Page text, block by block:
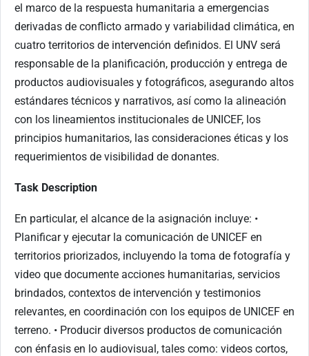
el marco de la respuesta humanitaria a emergencias
derivadas de conflicto armado y variabilidad climática, en
cuatro territorios de intervención definidos. El UNV será
responsable de la planificación, producción y entrega de
productos audiovisuales y fotográficos, asegurando altos
estándares técnicos y narrativos, así como la alineación
con los lineamientos institucionales de UNICEF, los
principios humanitarios, las consideraciones éticas y los
requerimientos de visibilidad de donantes.
Task Description
En particular, el alcance de la asignación incluye: •
Planificar y ejecutar la comunicación de UNICEF en
territorios priorizados, incluyendo la toma de fotografía y
video que documente acciones humanitarias, servicios
brindados, contextos de intervención y testimonios
relevantes, en coordinación con los equipos de UNICEF en
terreno. • Producir diversos productos de comunicación
con énfasis en lo audiovisual, tales como: videos cortos,